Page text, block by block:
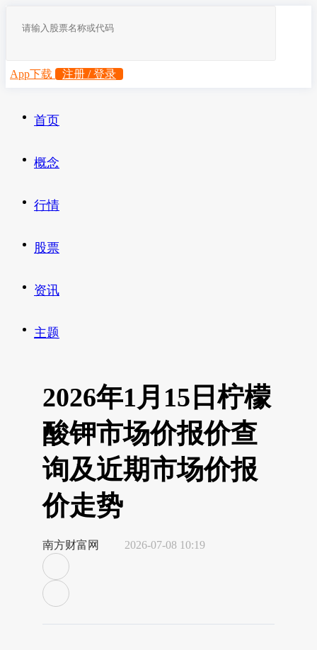
App下载 注册 / 登录
首页
概念
行情
股票
资讯
主题
2026年1月15日柠檬
酸钾市场价报价查
询及近期市场价报
价走势
南方财富网 2026-07-08 10:19